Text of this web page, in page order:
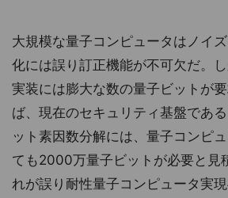
大規模な量子コンピュータはノイ
化には誤り訂正機能が不可欠だ。
実装には膨大な数の量子ビットが
ば、現在のセキュリティ基盤であ
ット素因数分解には、量子コンピ
ても2000万量子ビットが必要と見
れが誤り耐性量子コンピュータ実